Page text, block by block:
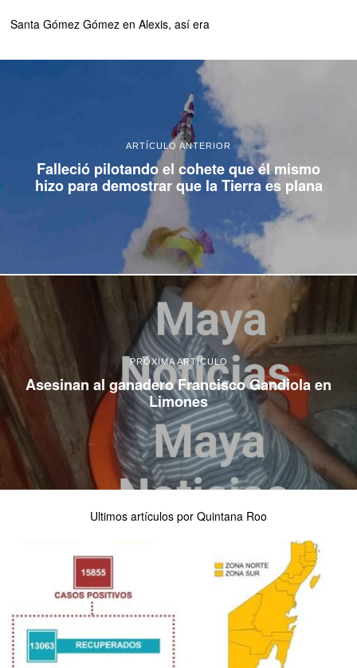
Santa Gómez Gómez enAlexis, así era
ARTÍCULO ANTERIOR
Falleció pilotando el cohete que él mismo
hizo para demostrar que la Tierra es plana
PRÓXIMA ARTÍCULO
Asesinan al ganadero Francisco Gandiola en
Limones
Ultimos artículos por Quintana Roo